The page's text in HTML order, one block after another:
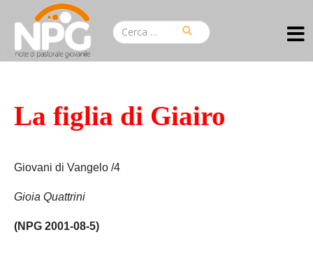
La figlia di Giairo
Giovani di Vangelo /4
Gioia Quattrini
(NPG 2001-08-5)